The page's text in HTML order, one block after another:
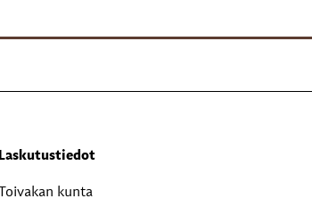
Laskutustiedot
Toivakan kunta